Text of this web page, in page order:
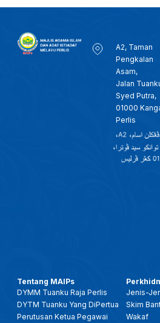
A2, Taman
Pengkalan
Asam,
Jalan
Syed Putra,
01000
Perlis
Tentang MAIPs
DYMM Tuanku Raja Perlis
DYTM Tuanku Yang DiPertua
Perutusan Ketua Pegawai
Jenis-
Skim
Wakaf